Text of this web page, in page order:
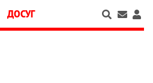
ДОСУГ